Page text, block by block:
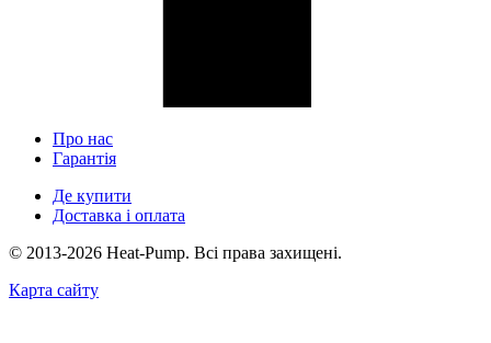
Про нас
Гарантія
Де купити
Доставка і оплата
© 2013-2026 Heat-Pump. Всі права захищені.
Карта сайту